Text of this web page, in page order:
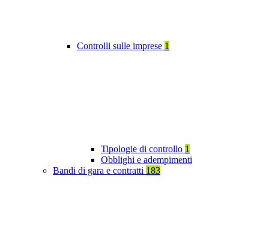
Controlli sulle imprese 1
Tipologie di controllo 1
Obblighi e adempimenti
Bandi di gara e contratti 183